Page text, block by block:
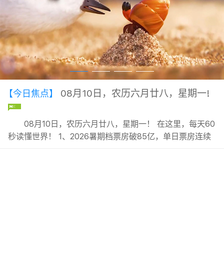
【今日焦点】 08月10日，农历六月廿八，星期一!
08月10日，农历六月廿八，星期一！ 在这里，每天60
秒读懂世界！ 1、2026暑期档票房破85亿，单日票房连续‌